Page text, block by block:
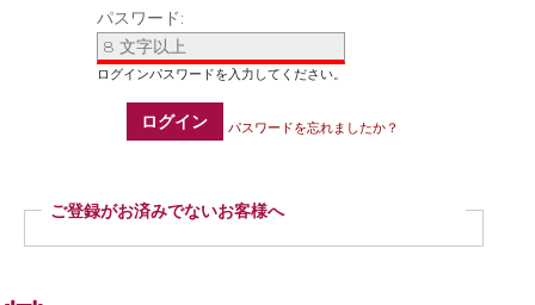
パスワード:
ログイン パスワードを忘れましたか？
ご登録がお済みでないお客様へ
ご登録いただくと商品ご購入の際、お届け先情報などを毎回ご入力いただかなく